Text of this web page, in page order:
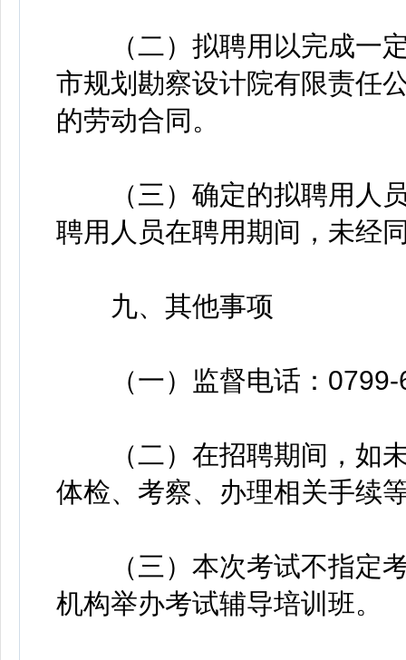
（二）拟聘用以完成一定
市规划勘察设计院有限责任
的劳动合同。
（三）确定的拟聘用人员
聘用人员在聘用期间，未经
九、其他事项
（一）监督电话：0799-
（二）在招聘期间，如未
体检、考察、办理相关手续
（三）本次考试不指定考
机构举办考试辅导培训班。